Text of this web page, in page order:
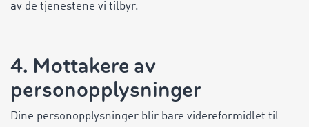
av de tjenestene vi tilbyr.
4. Mottakere av
personopplysninger
Dine personopplysninger blir bare videreformidlet til